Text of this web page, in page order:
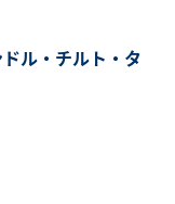
ル・チルト・タ